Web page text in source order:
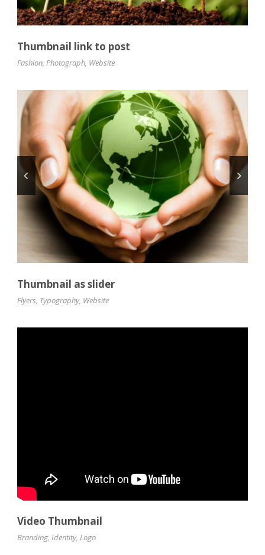
Thumbnail link to post
Fashion, Photograph, Website
Thumbnail as slider
Flyers, Typography, Website
Video Thumbnail
Branding, Identity, Logo